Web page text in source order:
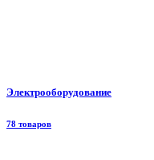
Электрооборудование
78 товаров